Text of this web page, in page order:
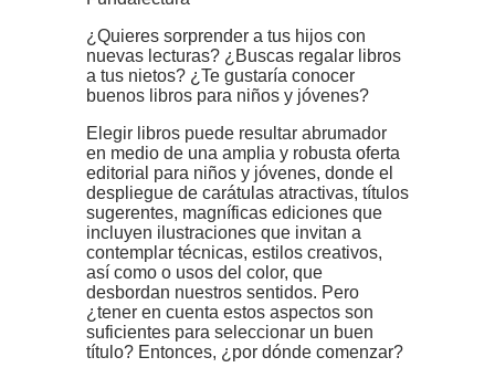
¿Quieres sorprender a tus hijos con
nuevas lecturas? ¿Buscas regalar libros
a tus nietos? ¿Te gustaría conocer
buenos libros para niños y jóvenes?
Elegir libros puede resultar abrumador
en medio de una amplia y robusta oferta
editorial para niños y jóvenes, donde el
despliegue de carátulas atractivas, títulos
sugerentes, magníficas ediciones que
incluyen ilustraciones que invitan a
contemplar técnicas, estilos creativos,
así como o usos del color, que
desbordan nuestros sentidos. Pero
¿tener en cuenta estos aspectos son
suficientes para seleccionar un buen
título? Entonces, ¿por dónde comenzar?